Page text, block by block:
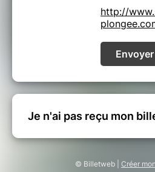
http://
Je n'ai pas reçu mon
© Billetweb | Créer